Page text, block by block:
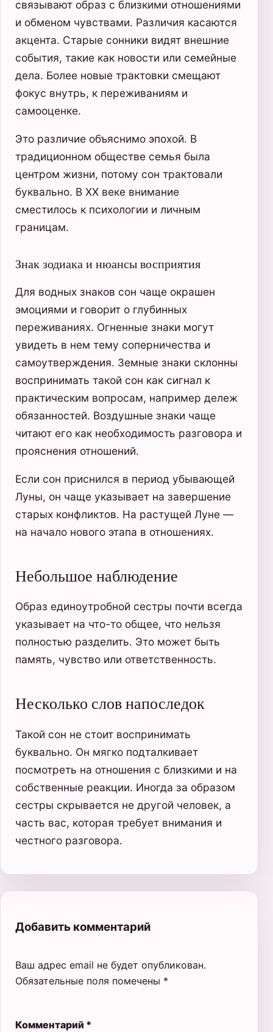
связывают образ с близкими отношениями
и обменом чувствами. Различия касаются
акцента. Старые сонники видят внешние
события, такие как новости или семейные
дела. Более новые трактовки смещают
фокус внутрь, к переживаниям и
самооценке.
Это различие объяснимо эпохой. В
традиционном обществе семья была
центром жизни, потому сон трактовали
буквально. В XX веке внимание
сместилось к психологии и личным
границам.
Знак зодиака и нюансы восприятия
Для водных знаков сон чаще окрашен
эмоциями и говорит о глубинных
переживаниях. Огненные знаки могут
увидеть в нем тему соперничества и
самоутверждения. Земные знаки склонны
воспринимать такой сон как сигнал к
практическим вопросам, например дележ
обязанностей. Воздушные знаки чаще
читают его как необходимость разговора и
прояснения отношений.
Если сон приснился в период убывающей
Луны, он чаще указывает на завершение
старых конфликтов. На растущей Луне —
на начало нового этапа в отношениях.
Небольшое наблюдение
Образ единоутробной сестры почти всегда
указывает на что-то общее, что нельзя
полностью разделить. Это может быть
память, чувство или ответственность.
Несколько слов напоследок
Такой сон не стоит воспринимать
буквально. Он мягко подталкивает
посмотреть на отношения с близкими и на
собственные реакции. Иногда за образом
сестры скрывается не другой человек, а
часть вас, которая требует внимания и
честного разговора.
Добавить комментарий
Ваш адрес email не будет опубликован.
Обязательные поля помечены *
Комментарий *